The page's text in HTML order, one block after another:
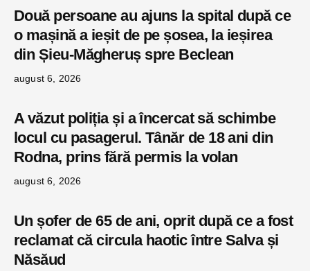
Două persoane au ajuns la spital după ce
o mașină a ieșit de pe șosea, la ieșirea
din Șieu-Măgheruș spre Beclean
august 6, 2026
A văzut poliția și a încercat să schimbe
locul cu pasagerul. Tânăr de 18 ani din
Rodna, prins fără permis la volan
august 6, 2026
Un șofer de 65 de ani, oprit după ce a fost
reclamat că circula haotic între Salva și
Năsăud